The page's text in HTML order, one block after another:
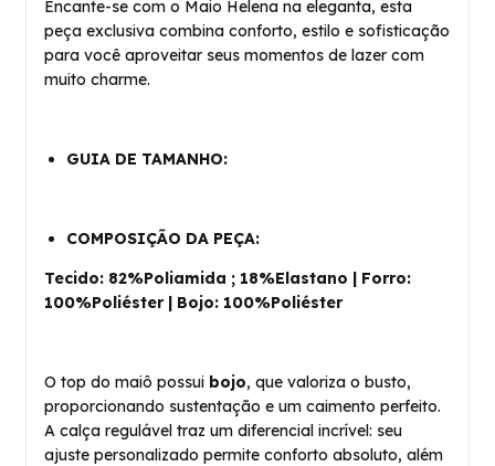
Encante-se com o Maio Helena na eleganta, esta
peça exclusiva combina conforto, estilo e sofisticação
para você aproveitar seus momentos de lazer com
muito charme.
GUIA DE TAMANHO:
COMPOSIÇÃO DA PEÇA:
Tecido: 82%Poliamida ; 18%Elastano | Forro:
100%Poliéster | Bojo: 100%Poliéster
O top do maiô possui bojo, que valoriza o busto,
proporcionando sustentação e um caimento perfeito.
A calça regulável traz um diferencial incrível: seu
ajuste personalizado permite conforto absoluto, além